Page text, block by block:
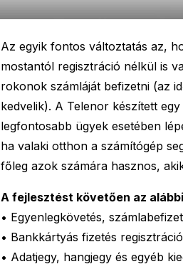
Az egyik fontos változtatás az,
mostantól regisztráció nélkül is
rokonok számláját befizetni (az
kedvelik). A Telenor készített egy
legfontosabb ügyek esetében
ha valaki otthon a számítógép
főleg azok számára hasznos,
A fejlesztést követően az
• Egyenlegkövetés,
• Bankkártyás fizetés
• Adatjegy, hangjegy és egyéb